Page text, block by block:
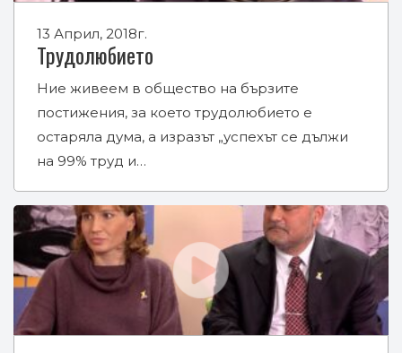
13 Април, 2018г.
Трудолюбието
Ние живеем в общество на бързите
постижения, за което трудолюбието е
остаряла дума, а изразът „успехът се дължи
на 99% труд и…